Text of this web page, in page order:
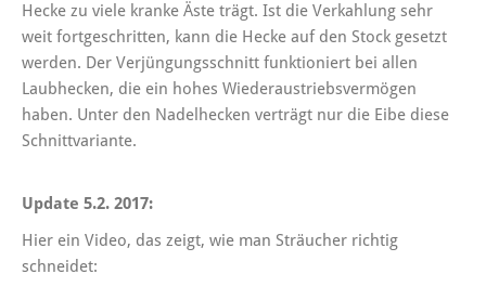
Hecke zu viele kranke Äste trägt. Ist die Verkahlung sehr
weit fortgeschritten, kann die Hecke auf den Stock gesetzt
werden. Der Verjüngungsschnitt funktioniert bei allen
Laubhecken, die ein hohes Wiederaustriebsvermögen
haben. Unter den Nadelhecken verträgt nur die Eibe diese
Schnittvariante.
Update 5.2. 2017:
Hier ein Video, das zeigt, wie man Sträucher richtig
schneidet: